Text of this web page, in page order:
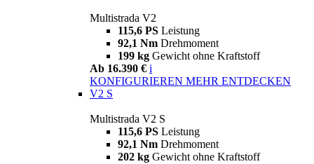
Multistrada V2
115,6 PS Leistung
92,1 Nm Drehmoment
199 kg Gewicht ohne Kraftstoff
Ab 16.390 € i
KONFIGURIEREN MEHR ENTDECKEN
V2 S
Multistrada V2 S
115,6 PS Leistung
92,1 Nm Drehmoment
202 kg Gewicht ohne Kraftstoff